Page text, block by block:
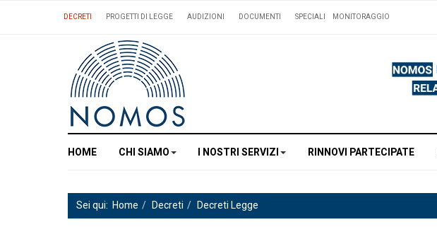
DECRETI PROGETTI DI LEGGE AUDIZIONI DOCUMENTI SPECIALI MONITORAGGIO
HOME CHI SIAMO I NOSTRI SERVIZI RINNOVI PARTECIPATE
Sei qui: Home Decreti Decreti Legge